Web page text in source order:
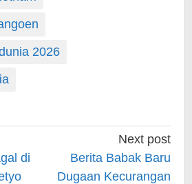
2026
di
Next post
Berita Babak Baru
Dugaan Kecurangan